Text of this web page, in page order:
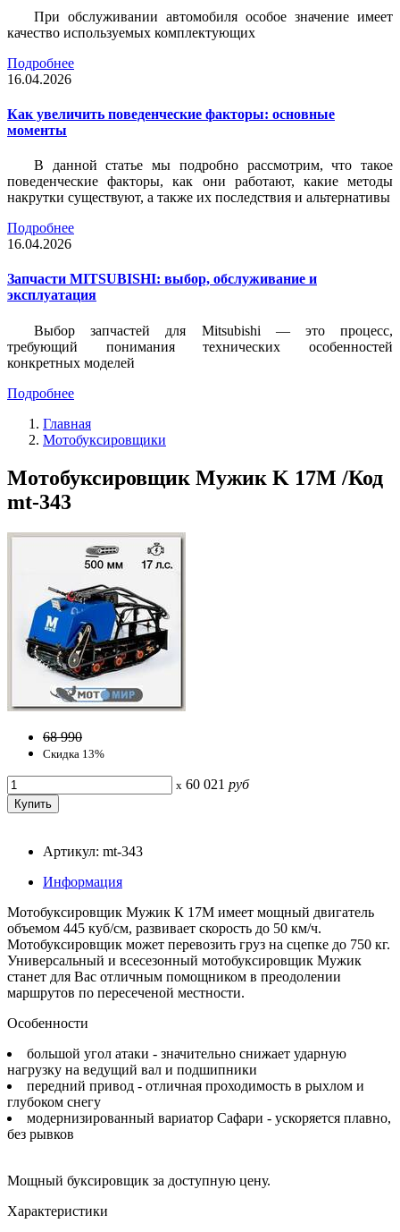
При обслуживании автомобиля особое значение имеет
качество используемых комплектующих
Подробнее
16.04.2026
Как увеличить поведенческие факторы: основные
моменты
В данной статье мы подробно рассмотрим, что такое
поведенческие факторы, как они работают, какие методы
накрутки существуют, а также их последствия и альтернативы
Подробнее
16.04.2026
Запчасти MITSUBISHI: выбор, обслуживание и
эксплуатация
Выбор запчастей для Mitsubishi — это процесс,
требующий понимания технических особенностей
конкретных моделей
Подробнее
Главная
Мотобуксировщики
Мотобуксировщик Мужик K 17М /Код
mt-343
68 990
Скидка 13%
x 60 021 руб
Артикул: mt-343
Информация
Мотобуксировщик Мужик К 17М имеет мощный двигатель
объемом 445 куб/см, развивает скорость до 50 км/ч.
Мотобуксировщик может перевозить груз на сцепке до 750 кг.
Универсальный и всесезонный мотобуксировщик Мужик
станет для Вас отличным помощником в преодолении
маршрутов по пересеченой местности.
Особенности
большой угол атаки - значительно снижает ударную
нагрузку на ведущий вал и подшипники
передний привод - отличная проходимость в рыхлом и
глубоком снегу
модернизированный вариатор Сафари - ускоряется плавно,
без рывков
Мощный буксировщик за доступную цену.
Характеристики